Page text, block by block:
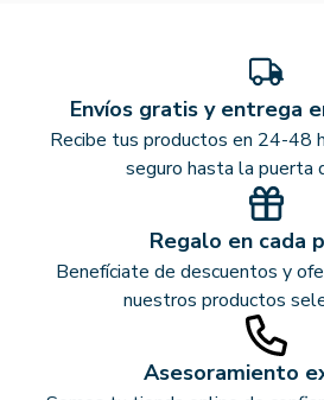
Envíos gratis y entrega
Recibe tus productos en 24-48
seguro hasta la puerta
Regalo en cada
Benefíciate de descuentos y
nuestros productos
Asesoramiento